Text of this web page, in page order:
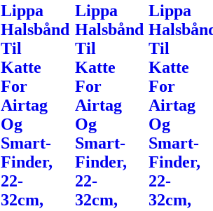
Lippa
Halsbånd
Til
Katte
For
Airtag
Og
Smart-
Finder,
22-
32cm,
Lippa
Halsbånd
Til
Katte
For
Airtag
Og
Smart-
Finder,
22-
32cm,
Lippa
Til
Katte
For
Airtag
Og
Smart-
Finder,
22-
32cm,